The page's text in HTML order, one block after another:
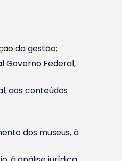
da gestão;
Governo Federal,
aos conteúdos
dos museus, à